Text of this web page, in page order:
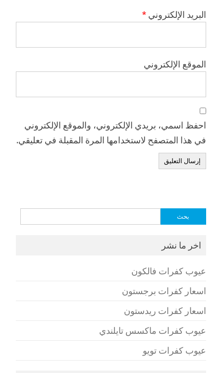
البريد الإلكتروني *
الموقع الإلكتروني
احفظ اسمي، بريدي الإلكتروني، والموقع الإلكتروني
في هذا المتصفح لاستخدامها المرة المقبلة في تعليقي.
البحث
اخر ما نشر
عيوب كفرات فالكون
اسعار كفرات برجستون
اسعار كفرات ريدستون
عيوب كفرات ماكسس تايلندي
عيوب كفرات تويو